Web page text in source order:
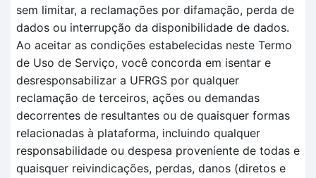
sem limitar, a reclamações por difamação, perda de
dados ou interrupção da disponibilidade de dados.
Ao aceitar as condições estabelecidas neste Termo
de Uso de Serviço, você concorda em isentar e
desresponsabilizar a UFRGS por qualquer
reclamação de terceiros, ações ou demandas
decorrentes de resultantes ou de quaisquer formas
relacionadas à plataforma, incluindo qualquer
responsabilidade ou despesa proveniente de todas e
quaisquer reivindicações, perdas, danos (diretos e